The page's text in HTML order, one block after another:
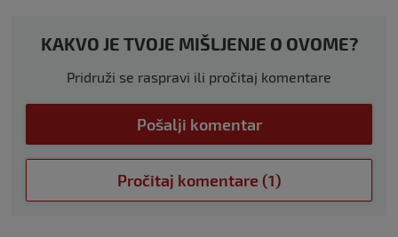
KAKVO JE TVOJE MIŠLJENJE O OVOME?
Pridruži se raspravi ili pročitaj komentare
Pošalji komentar
Pročitaj komentare (1)